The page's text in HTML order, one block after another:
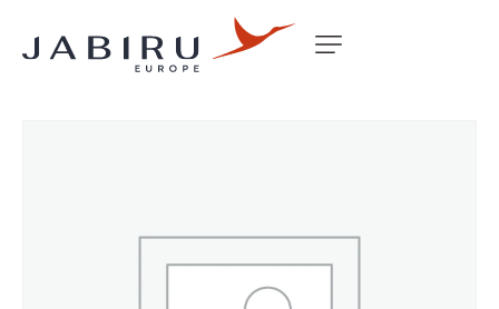
Accueil Non classé